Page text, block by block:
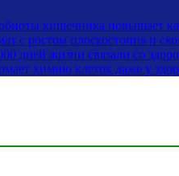
кишечника повышает
с ростом плоскостопия и
дней жизни связали со
химию клеток даже у